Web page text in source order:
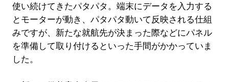
使い続けてきたパタパタ。端末にデータを入力する
とモーターが動き、パタパタ動いて反映される仕組
みですが、新たな就航先が決まった際などにパネル
を準備して取り付けるといった手間がかかっていま
した。